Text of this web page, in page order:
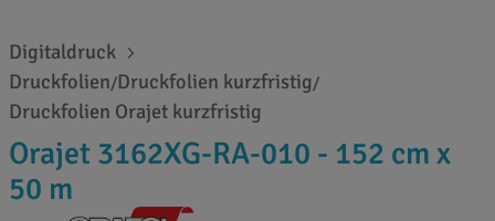
Digitaldruck
Druckfolien/Druckfolien kurzfristig/
Druckfolien Orajet kurzfristig
Orajet 3162XG-RA-010 - 152 cm x
50 m